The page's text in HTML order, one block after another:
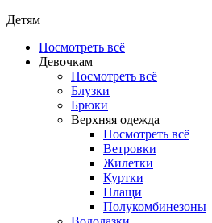
Детям
Посмотреть всё
Девочкам
Посмотреть всё
Блузки
Брюки
Верхняя одежда
Посмотреть всё
Ветровки
Жилетки
Куртки
Плащи
Полукомбинезоны